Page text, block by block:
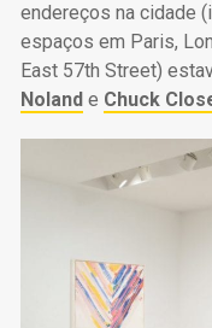
endereços na cidade
espaços em Paris,
East 57th Street)
Noland e Chuck